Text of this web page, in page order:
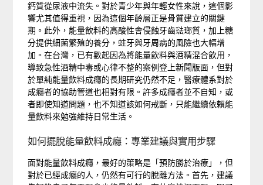
鈣質從尿液中流失。對於青少年與年輕女性來說，這個影
響尤其值得重視，因為這個年齡層正是骨質建立的關鍵
期。此外，能量飲料的高酸性會侵蝕牙齒琺瑯質，加上糖
分提供細菌繁殖的養分，蛀牙與牙周病的風險也大幅增
加。在台灣，已有數起因為將能量飲料與酒精混合飲用，
導致急性酒精中毒或心律不整的案例登上新聞版面，但對
於單純能量飲料成癮的長期研究仍然不足，醫療體系對於
成癮者的協助管道也相對有限。許多成癮者並不自知，或
者即使知道問題，也不知道該如何戒斷，只能繼續依賴能
量飲料來勉強維持日常生活。
如何擺脫能量飲料成癮：專業建議與實用步驟
面對能量飲料成癮，最好的策略是「預防勝於治療」，但
對於已經成癮的人，仍然有可行的脫離方法。首先，建議